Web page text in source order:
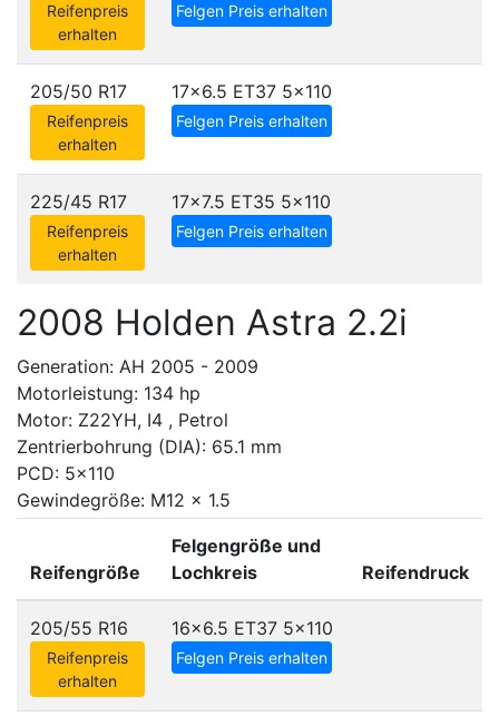
Reifenpreis
erhalten
Felgen Preis erhalten
205/50 R17
Reifenpreis
erhalten
17x6.5 ET37 5x110
Felgen Preis erhalten
225/45 R17
Reifenpreis
erhalten
17x7.5 ET35 5x110
Felgen Preis erhalten
2008 Holden Astra 2.2i
Generation: AH 2005 - 2009
Motorleistung: 134 hp
Motor: Z22YH, I4 , Petrol
Zentrierbohrung (DIA): 65.1 mm
PCD: 5x110
Gewindegröße: M12 x 1.5
Reifengröße
Felgengröße und
Lochkreis
Reifendruck
205/55 R16
Reifenpreis
erhalten
16x6.5 ET37 5x110
Felgen Preis erhalten